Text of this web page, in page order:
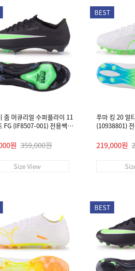
줌 머큐리얼 수퍼플라이 11
FG (IF8507-001) 전용쌕/
원 359,000원
Size View
BEST
푸마 킹 20 얼
(10938801)
219,000원
BEST